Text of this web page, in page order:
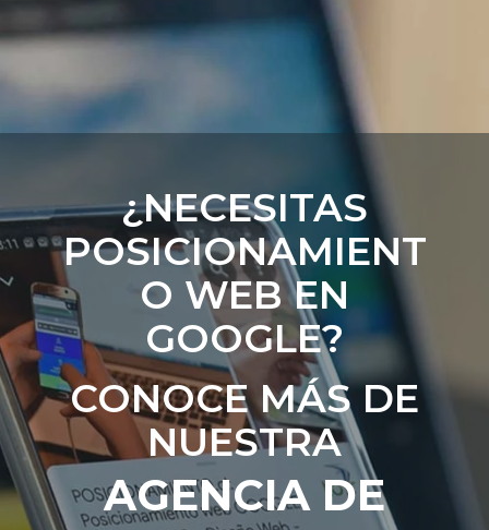
¿NECESITAS
POSICIONAMIENT
O WEB EN
GOOGLE?
CONOCE MÁS DE
NUESTRA
AGENCIA DE